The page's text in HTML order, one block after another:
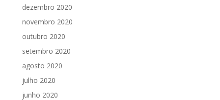
dezembro 2020
novembro 2020
outubro 2020
setembro 2020
agosto 2020
julho 2020
junho 2020